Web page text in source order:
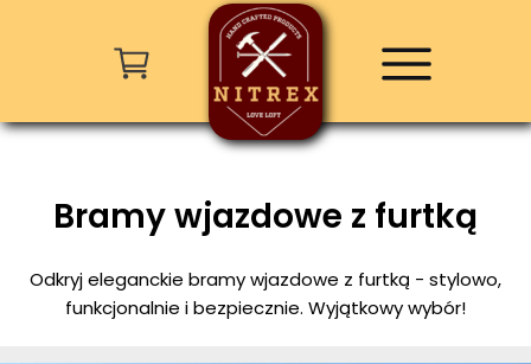
Odkryj eleganckie bramy wjazdowe z furtką - stylowo,
funkcjonalnie i bezpiecznie. Wyjątkowy wybór!
Bramy wjazdowe z furtką